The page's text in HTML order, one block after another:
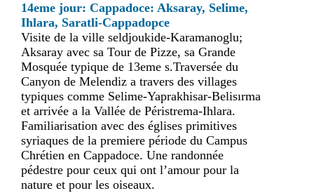
14eme jour: Cappadoce: Aksaray, Selime,
Ihlara, Saratli-Cappadopce
Visite de la ville seldjoukide-Karamanoglu;
Aksaray avec sa Tour de Pizze, sa Grande
Mosquée typique de 13eme s.Traversée du
Canyon de Melendiz a travers des villages
typiques comme Selime-Yaprakhisar-Belisırma
et arrivée a la Vallée de Péristrema-Ihlara.
Familiarisation avec des églises primitives
syriaques de la premiere période du Campus
Chrétien en Cappadoce. Une randonnée
pédestre pour ceux qui ont l’amour pour la
nature et pour les oiseaux.